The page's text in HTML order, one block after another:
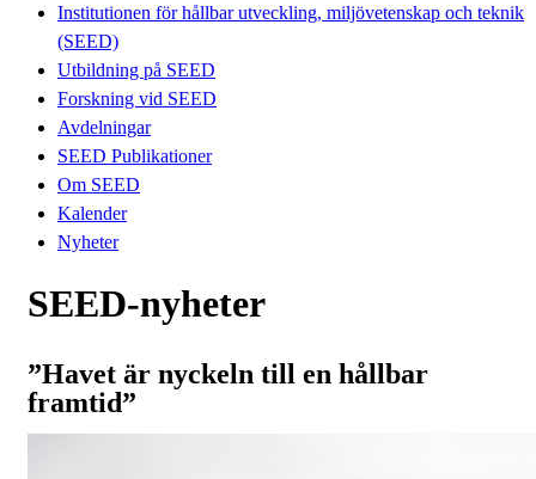
Institutionen för hållbar utveckling, miljövetenskap och teknik
(SEED)
Utbildning på SEED
Forskning vid SEED
Avdelningar
SEED Publikationer
Om SEED
Kalender
Nyheter
SEED-nyheter
”Havet är nyckeln till en hållbar
framtid”